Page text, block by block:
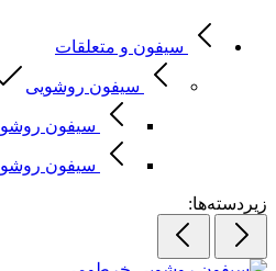
سیفون و متعلقات
سیفون روشویی
سیفون
سیفون
زیردسته‌ها: